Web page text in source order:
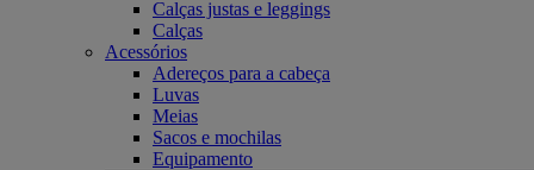
Calças justas e leggings
Calças
Acessórios
Adereços para a cabeça
Luvas
Meias
Sacos e mochilas
Equipamento